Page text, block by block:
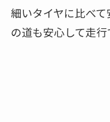
細いタイヤに比べ
の道も安心して走行